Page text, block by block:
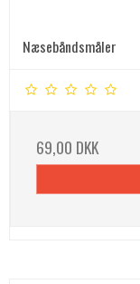
Næsebåndsmåler
69,00 DKK